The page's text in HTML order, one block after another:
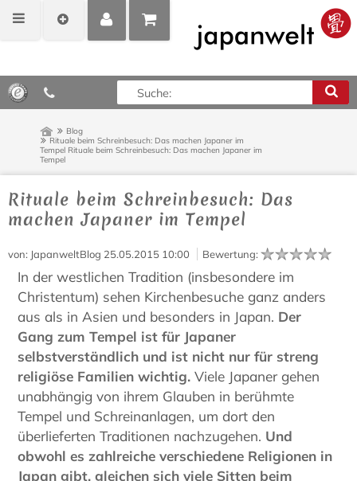
MEIN
POSITIONEN
ANZEIGEN
0,00 €*
Blog
Rituale beim Schreinbesuch: Das machen Japaner im
Tempel Rituale beim Schreinbesuch: Das machen Japaner im
Tempel
Rituale beim Schreinbesuch: Das
machen Japaner im Tempel
von: JapanweltBlog 25.05.2015 10:00 Bewertung:
In der westlichen Tradition (insbesondere im
Christentum) sehen Kirchenbesuche ganz anders
aus als in Asien und besonders in Japan. Der
Gang zum Tempel ist für Japaner
selbstverständlich und ist nicht nur für streng
religiöse Familien wichtig. Viele Japaner gehen
unabhängig von ihrem Glauben in berühmte
Tempel und Schreinanlagen, um dort den
überlieferten Traditionen nachzugehen. Und
obwohl es zahlreiche verschiedene Religionen in
Japan gibt, gleichen sich viele Sitten beim